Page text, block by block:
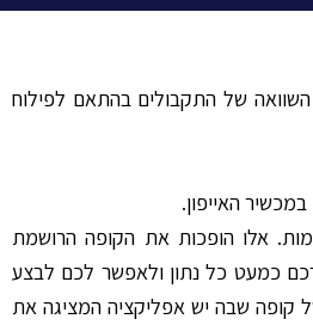
השוואה של התקבולים בהתאם לפילוח
האייפון.
אלו הופכות את הקופה הרושמת
כמעט כל נתון ולאפשר לכם לבצע
קופה שבה יש אפליקציה המציגה את